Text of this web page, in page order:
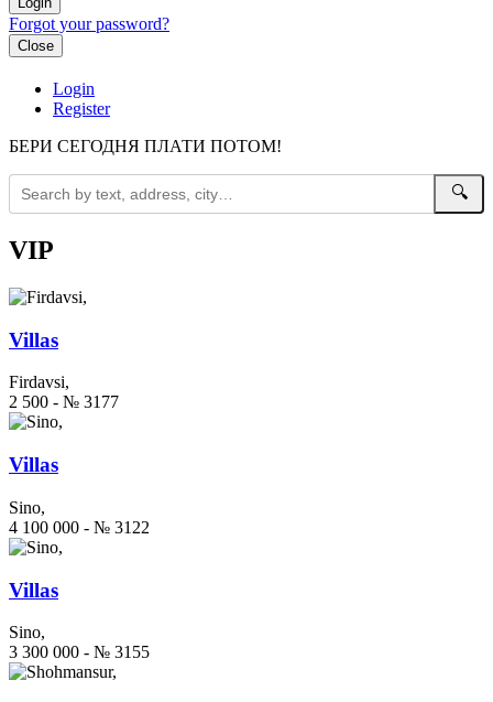
Forgot your password?
Close
Login
Register
БЕРИ СЕГОДНЯ ПЛАТИ ПОТОМ!
🔍
VIP
Villas
Firdavsi,
2 500 - № 3177
Villas
Sino,
4 100 000 - № 3122
Villas
Sino,
3 300 000 - № 3155